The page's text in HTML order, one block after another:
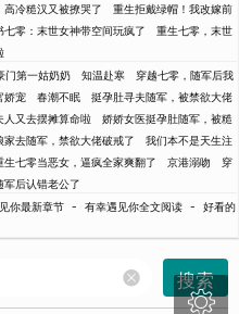
高冷糙汉又被撩哭了
重生拒戴绿帽！我改嫁前
七零：末世女神带空间玩疯了
重生七零，末世
门第一姑奶奶 知温赴寒
穿越七零，随军后我
娇宠 春潮不眠
挺孕肚寻夫随军，被禁欲大佬
人又去摆摊算命啦
娇娇女医挺孕肚随军，被糙
家去随军，禁欲大佬破戒了
我们本不是天生注
生七零当恶女，逼疯全家爽翻了 京港溺吻
穿
后认错老公了
你最新章节 - 有幸遇见你全文阅读 - 好看的
搜索
